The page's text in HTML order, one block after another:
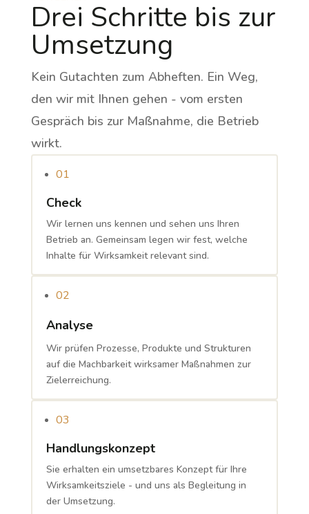
Drei Schritte bis zur
Umsetzung
Kein Gutachten zum Abheften. Ein Weg,
den wir mit Ihnen gehen - vom ersten
Gespräch bis zur Maßnahme, die Betrieb
wirkt.
01
Check
Wir lernen uns kennen und sehen uns Ihren
Betrieb an. Gemeinsam legen wir fest, welche
Inhalte für Wirksamkeit relevant sind.
02
Analyse
Wir prüfen Prozesse, Produkte und Strukturen
auf die Machbarkeit wirksamer Maßnahmen zur
Zielerreichung.
03
Handlungskonzept
Sie erhalten ein umsetzbares Konzept für Ihre
Wirksamkeitsziele - und uns als Begleitung in
der Umsetzung.